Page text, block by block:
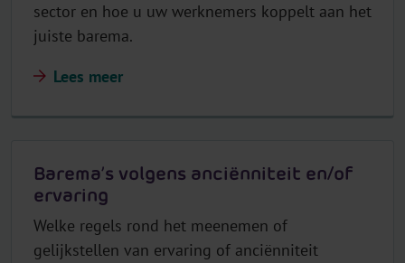
sector en hoe u uw werknemers koppelt aan het
juiste barema.
Lees meer
Barema’s volgens anciënniteit en/of
ervaring
Welke regels rond het meenemen of
gelijkstellen van ervaring of anciënniteit